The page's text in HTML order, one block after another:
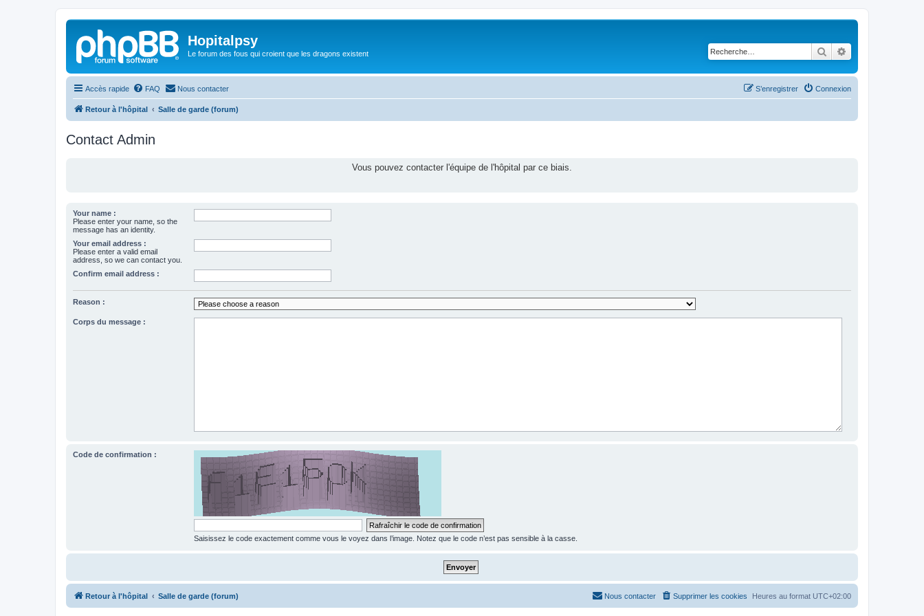
Hopitalpsy
Le forum des fous qui croient que les dragons existent Rechercher
Accès rapide FAQ Nous contacter Connexion
S’enregistrer
Retour à l'hôpital Salle de garde (forum)
Contact Admin
Vous pouvez contacter l'équipe de l'hôpital par ce biais.
Your name :
Please enter your name, so the
message has an identity.
Your email address :
Please enter a valid email
address, so we can contact you.
Confirm email address :
Reason :
Corps du message :
Code de confirmation :
Saisissez le code exactement comme vous le voyez dans l’image. Notez que le code n’est pas sensible à la casse.
Retour à l'hôpital Salle de garde (forum) Heures au format UTC+02:00
Supprimer les cookies
Nous contacter